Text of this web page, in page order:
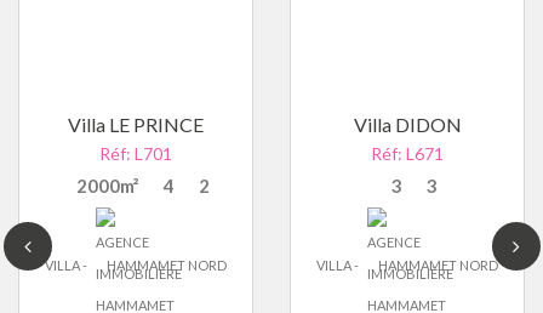
Villa LE PRINCE
Réf: L701
2000m² 4 2
VILLA - HAMMAMET NORD
Villa DIDON
Réf: L671
3 3
VILLA - HAMMAMET NORD